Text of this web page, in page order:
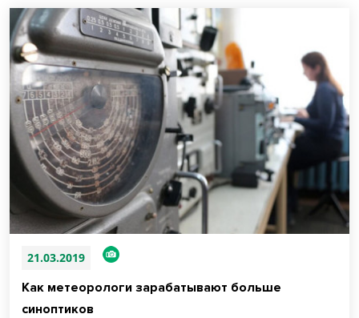
21.03.2019
Как метеорологи зарабатывают больше
синоптиков